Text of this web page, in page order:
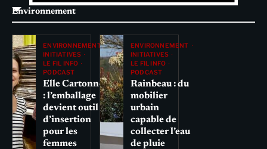
Environnement
ENVIRONNEMENT
INITIATIVES
LE FIL INFO
PODCAST
Elle Cartonne
: l’emballage
devient outil
d’insertion
pour les
femmes
ENVIRONNEMENT
INITIATIVES
LE FIL INFO
PODCAST
Rainbeau : du
mobilier
urbain
capable de
collecter l’eau
de pluie